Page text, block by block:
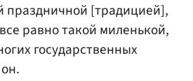
праздничной [традицией],
равно такой миленькой,
государственных